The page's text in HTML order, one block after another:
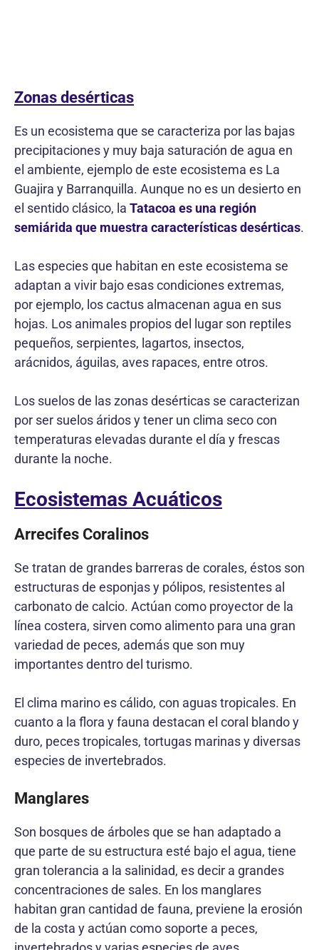
Zonas desérticas
Es un ecosistema que se caracteriza por las bajas
precipitaciones y muy baja saturación de agua en
el ambiente, ejemplo de este ecosistema es La
Guajira y Barranquilla. Aunque no es un desierto en
el sentido clásico, la Tatacoa es una región
semiárida que muestra características desérticas.
Las especies que habitan en este ecosistema se
adaptan a vivir bajo esas condiciones extremas,
por ejemplo, los cactus almacenan agua en sus
hojas. Los animales propios del lugar son reptiles
pequeños, serpientes, lagartos, insectos,
arácnidos, águilas, aves rapaces, entre otros.
Los suelos de las zonas desérticas se caracterizan
por ser suelos áridos y tener un clima seco con
temperaturas elevadas durante el día y frescas
durante la noche.
Ecosistemas Acuáticos
Arrecifes Coralinos
Se tratan de grandes barreras de corales, éstos son
estructuras de esponjas y pólipos, resistentes al
carbonato de calcio. Actúan como proyector de la
línea costera, sirven como alimento para una gran
variedad de peces, además que son muy
importantes dentro del turismo.
El clima marino es cálido, con aguas tropicales. En
cuanto a la flora y fauna destacan el coral blando y
duro, peces tropicales, tortugas marinas y diversas
especies de invertebrados.
Manglares
Son bosques de árboles que se han adaptado a
que parte de su estructura esté bajo el agua, tiene
gran tolerancia a la salinidad, es decir a grandes
concentraciones de sales. En los manglares
habitan gran cantidad de fauna, previene la erosión
de la costa y actúan como soporte a peces,